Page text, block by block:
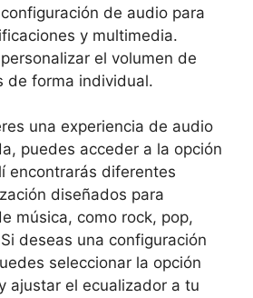
de audio para
y multimedia.
el volumen de
de forma individual.
una experiencia de audio
puedes acceder a la opción
encontrarás diferentes
diseñados para
música, como rock, pop,
deseas una configuración
seleccionar la opción
ajustar el ecualizador a tu